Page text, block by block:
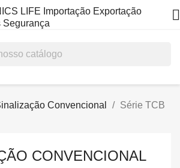

Convencional
Série TCB
CONVENCIONAL